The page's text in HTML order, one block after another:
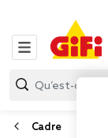
Cadre